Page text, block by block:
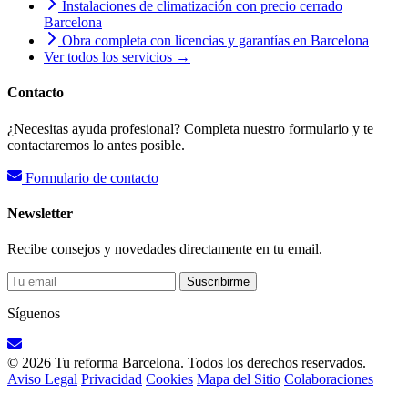
Instalaciones de climatización con precio cerrado
Barcelona
Obra completa con licencias y garantías en Barcelona
Ver todos los servicios →
Contacto
¿Necesitas ayuda profesional? Completa nuestro formulario y te
contactaremos lo antes posible.
Formulario de contacto
Newsletter
Recibe consejos y novedades directamente en tu email.
Suscribirme
Síguenos
© 2026 Tu reforma Barcelona. Todos los derechos reservados.
Aviso Legal Privacidad Cookies Mapa del Sitio Colaboraciones